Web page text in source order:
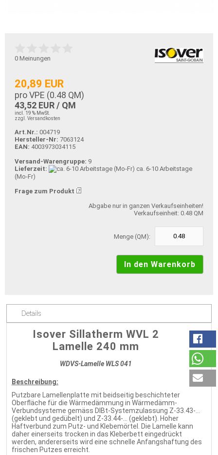
0 Meinungen
20,89 EUR
pro VPE (0.48 QM)
43,52 EUR / QM
incl. 19 % MwSt.
zzgl. Versandkosten
Art.Nr.: 004719
Hersteller-Nr: 7063124
EAN: 4003973034115
Versand-Warengruppe: 9
Lieferzeit:
ca. 6-10 Arbeitstage
(Mo-Fr)
Frage zum Produkt
Abgabe nur in ganzen Verkaufseinheiten!
Verkaufseinheit: 0.48 QM
Menge (QM):
Details
Isover Sillatherm WVL 2
Lamelle 240 mm
WDVS-Lamelle WLS 041
Beschreibung:
Putzbare Lamellenplatte mit beidseitig beschichteter
Oberfläche für die Wärmedämmung in Wärmedämm-
Verbundsysteme gemäss DIBt-Systemzulassung Z-33.43-...
(geklebt und gedübelt) und Z-33.44-... (geklebt). Hoher
Haftverbund zum Putz- und Klebemörtel. Die Lamelle kann
daher einerseits trocken in das Kleberbett eingedrückt
werden, andererseits wird eine schnelle Anfangshaftung des
frischen Putzes erreicht.